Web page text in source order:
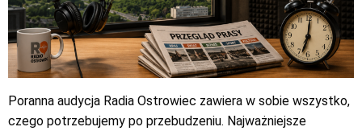
Poranna audycja Radia Ostrowiec zawiera w sobie wszystko,
czego potrzebujemy po przebudzeniu. Najważniejsze